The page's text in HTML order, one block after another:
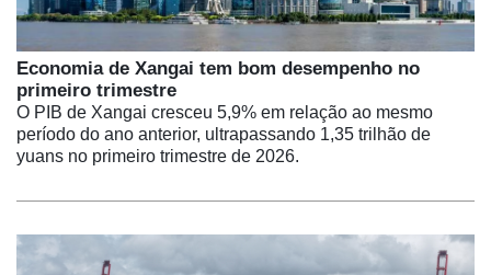
Economia de Xangai tem bom desempenho no
primeiro trimestre
O PIB de Xangai cresceu 5,9% em relação ao mesmo
período do ano anterior, ultrapassando 1,35 trilhão de
yuans no primeiro trimestre de 2026.